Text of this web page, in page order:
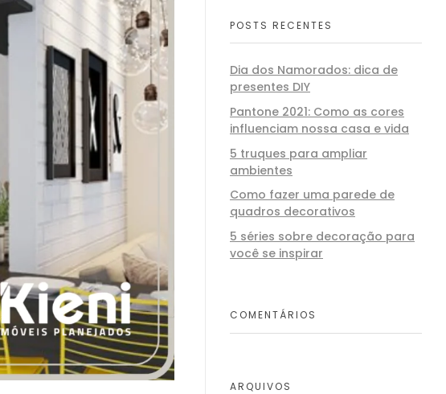
POSTS RECENTES
Dia dos Namorados: dica de
presentes DIY
Pantone 2021: Como as cores
influenciam nossa casa e vida
5 truques para ampliar
ambientes
Como fazer uma parede de
quadros decorativos
5 séries sobre decoração para
você se inspirar
COMENTÁRIOS
ARQUIVOS